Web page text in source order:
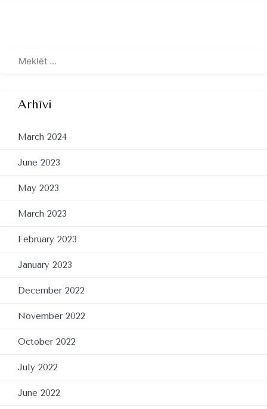
Arhīvi
March 2024
June 2023
May 2023
March 2023
February 2023
January 2023
December 2022
November 2022
October 2022
July 2022
June 2022